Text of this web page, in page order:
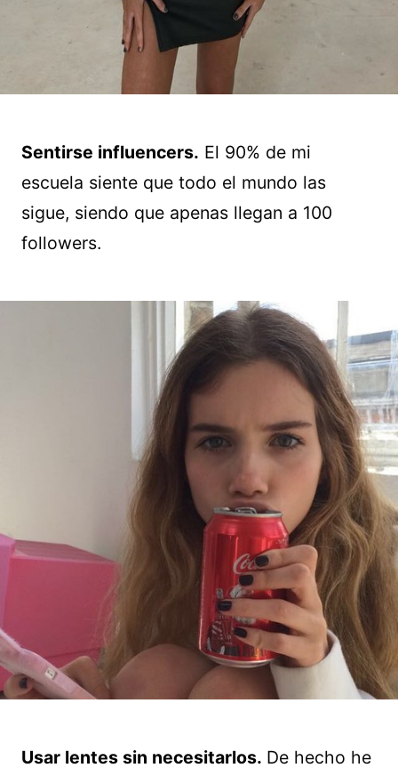
Sentirse influencers. El 90% de mi
escuela siente que todo el mundo las
sigue, siendo que apenas llegan a 100
followers.
Usar lentes sin necesitarlos. De hecho he